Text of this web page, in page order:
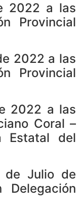
2022 a las
Provincial
2022 a las
Provincial
2022 a las
Coral –
Estatal del
de Julio de